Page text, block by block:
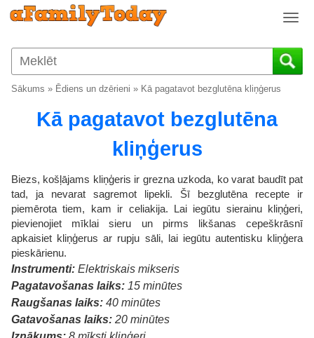
T
g
g
a
t
i
o
Sākums » Ēdiens un dzērieni » Kā pagatavot bezglutēna kliņģerus
Kā pagatavot bezglutēna
kliņģerus
Biezs, košļājams kliņģeris ir grezna uzkoda, ko varat baudīt pat
tad, ja nevarat sagremot lipekli. Šī bezglutēna recepte ir
piemērota tiem, kam ir celiakija. Lai iegūtu sierainu kliņģeri,
pievienojiet mīklai sieru un pirms likšanas cepeškrāsnī
apkaisiet kliņģerus ar rupju sāli, lai iegūtu autentisku kliņģera
pieskārienu.
Instrumenti: Elektriskais mikseris
Pagatavošanas laiks: 15 minūtes
Raugšanas laiks: 40 minūtes
Gatavošanas laiks: 20 minūtes